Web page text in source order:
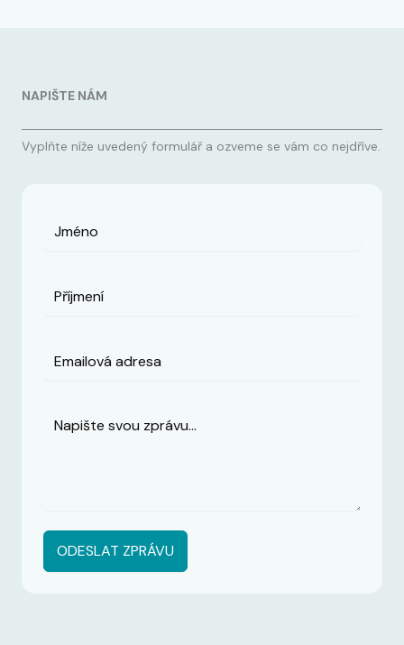
NAPIŠTE NÁM
Vyplňte níže uvedený formulář a ozveme se vám co nejdříve.
ODESLAT ZPRÁVU